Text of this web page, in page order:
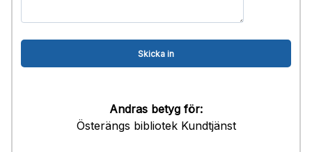
Andras betyg för:
Österängs bibliotek Kundtjänst